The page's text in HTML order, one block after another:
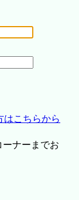
はこちらから
ナーまでお